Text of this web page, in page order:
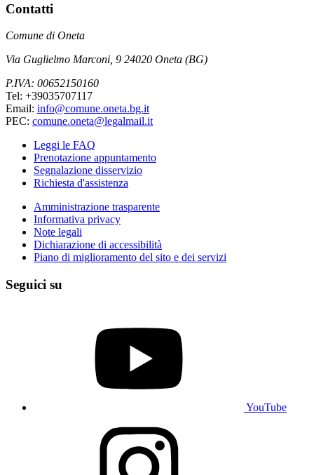
Contatti
Comune di Oneta
Via Guglielmo Marconi, 9 24020 Oneta (BG)
P.IVA: 00652150160
Tel: +39035707117
Email: info@comune.oneta.bg.it
PEC: comune.oneta@legalmail.it
Leggi le FAQ
Prenotazione appuntamento
Segnalazione disservizio
Richiesta d'assistenza
Amministrazione trasparente
Informativa privacy
Note legali
Dichiarazione di accessibilità
Piano di miglioramento del sito e dei servizi
Seguici su
YouTube